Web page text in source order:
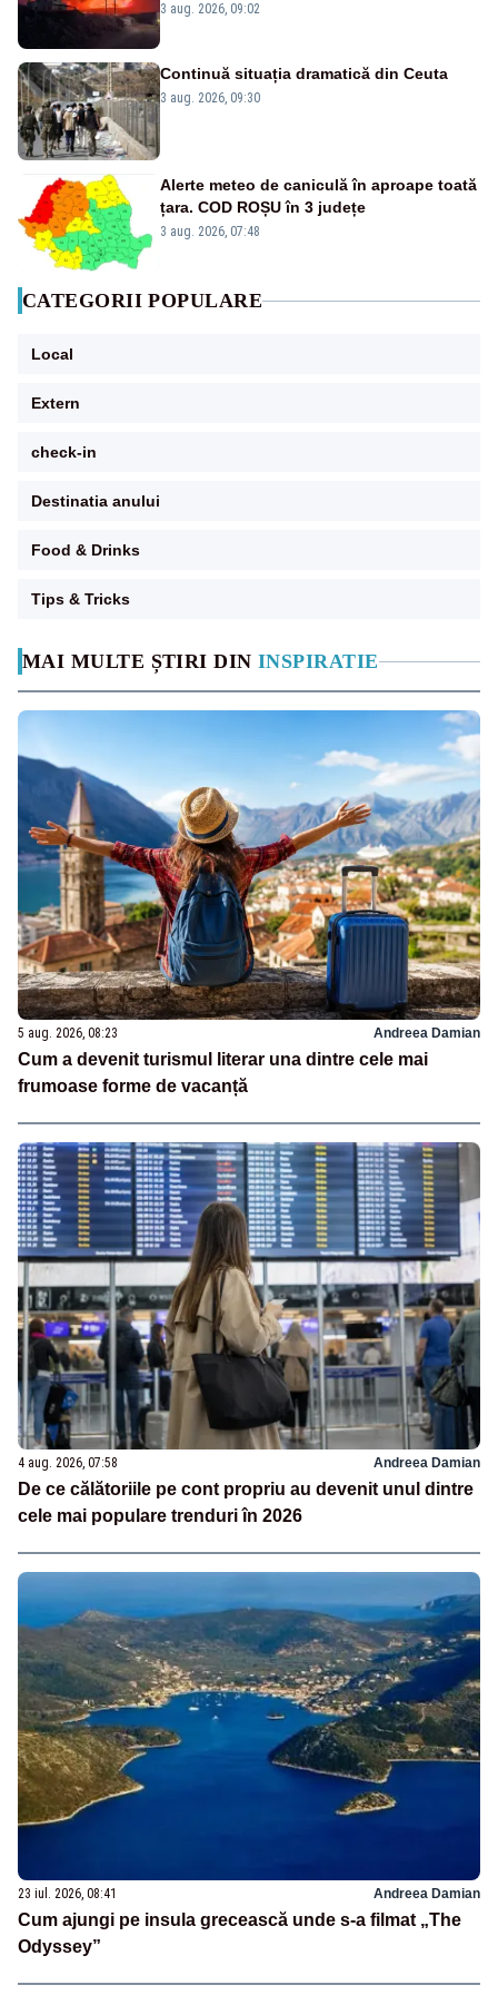
MAI MULTE ȘTIRI DIN INSPIRATIE
5 aug. 2026, 08:23 Andreea Damian
Cum a devenit turismul literar una dintre cele mai
frumoase forme de vacanță
4 aug. 2026, 07:58 Andreea Damian
De ce călătoriile pe cont propriu au devenit unul dintre
cele mai populare trenduri în 2026
23 iul. 2026, 08:41 Andreea Damian
Cum ajungi pe insula grecească unde s-a filmat „The
Odyssey”
evacuate pe mare, drumuri blocate de
3 aug. 2026, 09:02
Continuă situația dramatică din Ceuta
3 aug. 2026, 09:30
Alerte meteo de caniculă în aproape toată
țara. COD ROȘU în 3 județe
3 aug. 2026, 07:48
CATEGORII POPULARE
Local
Extern
check-in
Destinatia anului
Food & Drinks
Tips & Tricks